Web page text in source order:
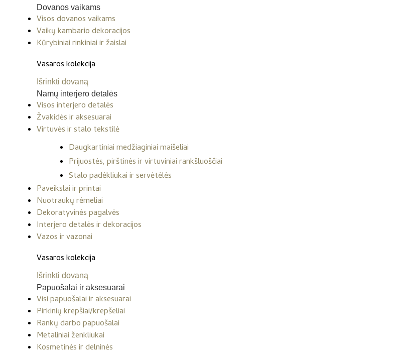
Dovanos vaikams
Visos dovanos vaikams
Vaikų kambario dekoracijos
Kūrybiniai rinkiniai ir žaislai
Vasaros kolekcija
Išrinkti dovaną
Namų interjero detalės
Visos interjero detalės
Žvakidės ir aksesuarai
Virtuvės ir stalo tekstilė
Daugkartiniai medžiaginiai maišeliai
Prijuostės, pirštinės ir virtuviniai rankšluoščiai
Stalo padėkliukai ir servėtėlės
Paveikslai ir printai
Nuotraukų rėmeliai
Dekoratyvinės pagalvės
Interjero detalės ir dekoracijos
Vazos ir vazonai
Vasaros kolekcija
Išrinkti dovaną
Papuošalai ir aksesuarai
Visi papuošalai ir aksesuarai
Pirkinių krepšiai/krepšeliai
Rankų darbo papuošalai
Metaliniai ženkliukai
Kosmetinės ir delninės